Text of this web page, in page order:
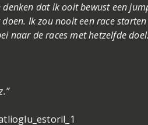
denken dat ik ooit bewust een
Ik zou nooit een race
naar de races met hetzelfde doel.